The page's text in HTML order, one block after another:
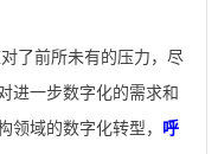
了前所未有的压力，尽
进一步数字化的需求和
领域的数字化转型， 呼